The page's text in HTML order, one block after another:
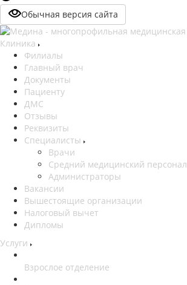
Обычная версия сайта
Клиника
Филиалы
Главный врач
Документы
Пациенту
ДМС
Отзывы
Реквизиты
Специалисты
Врачи
Средний медицинский персонал
Администраторы
Вакансии
Вышестоящие организации
Налоговый вычет
Дипломы
Услуги
Взрослое отделение